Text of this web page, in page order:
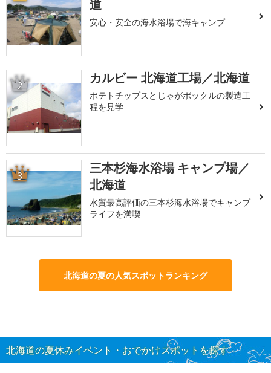
道
安心・安全の海水浴場で海キャンプ
2 カルビー 北海道工場／北海道
ポテトチップスとじゃがポックルの製造工
程を見学
3
三本杉海水浴場 キャンプ場／
北海道
水質最高評価の三本杉海水浴場でキャンプ
ライフを満喫
北海道の夏の人気スポットランキング
北海道の夏休みイベント・おでかけスポットを探す